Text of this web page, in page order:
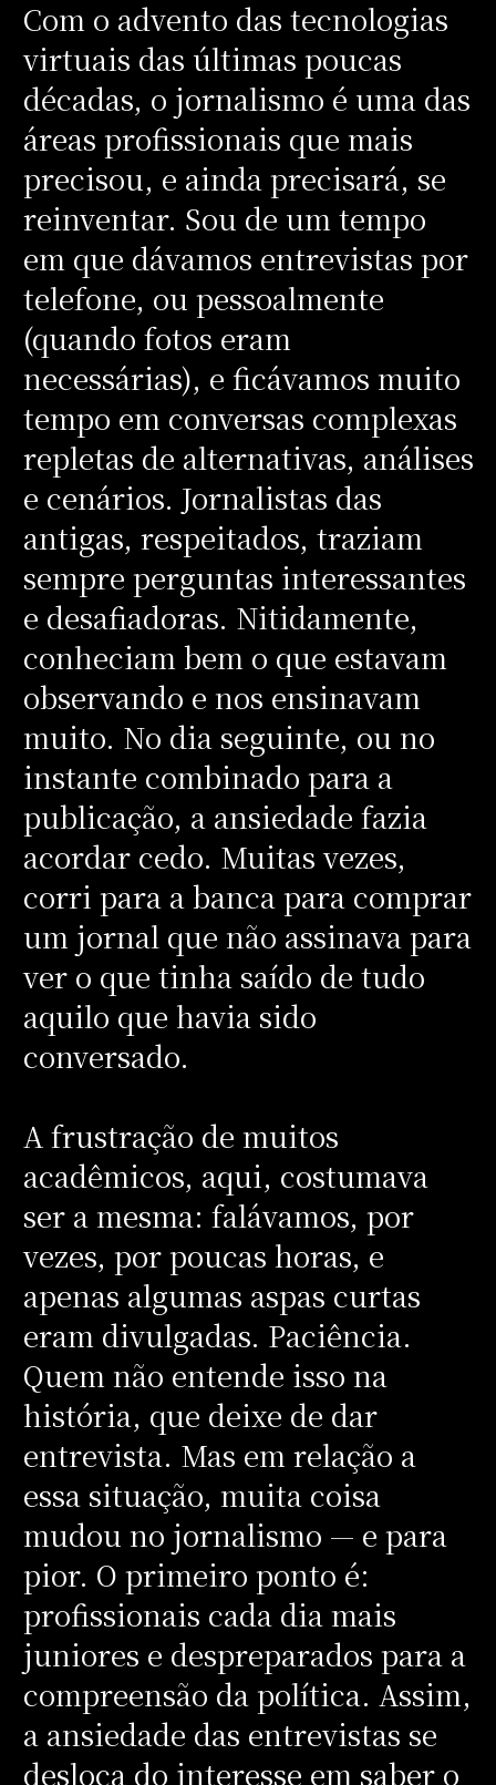
Com o advento das tecnologias
virtuais das últimas poucas
décadas, o jornalismo é uma das
áreas profissionais que mais
precisou, e ainda precisará, se
reinventar. Sou de um tempo
em que dávamos entrevistas por
telefone, ou pessoalmente
(quando fotos eram
necessárias), e ficávamos muito
tempo em conversas complexas
repletas de alternativas, análises
e cenários. Jornalistas das
antigas, respeitados, traziam
sempre perguntas interessantes
e desafiadoras. Nitidamente,
conheciam bem o que estavam
observando e nos ensinavam
muito. No dia seguinte, ou no
instante combinado para a
publicação, a ansiedade fazia
acordar cedo. Muitas vezes,
corri para a banca para comprar
um jornal que não assinava para
ver o que tinha saído de tudo
aquilo que havia sido
conversado.
A frustração de muitos
acadêmicos, aqui, costumava
ser a mesma: falávamos, por
vezes, por poucas horas, e
apenas algumas aspas curtas
eram divulgadas. Paciência.
Quem não entende isso na
história, que deixe de dar
entrevista. Mas em relação a
essa situação, muita coisa
mudou no jornalismo — e para
pior. O primeiro ponto é:
profissionais cada dia mais
juniores e despreparados para a
compreensão da política. Assim,
a ansiedade das entrevistas se
desloca do interesse em saber o